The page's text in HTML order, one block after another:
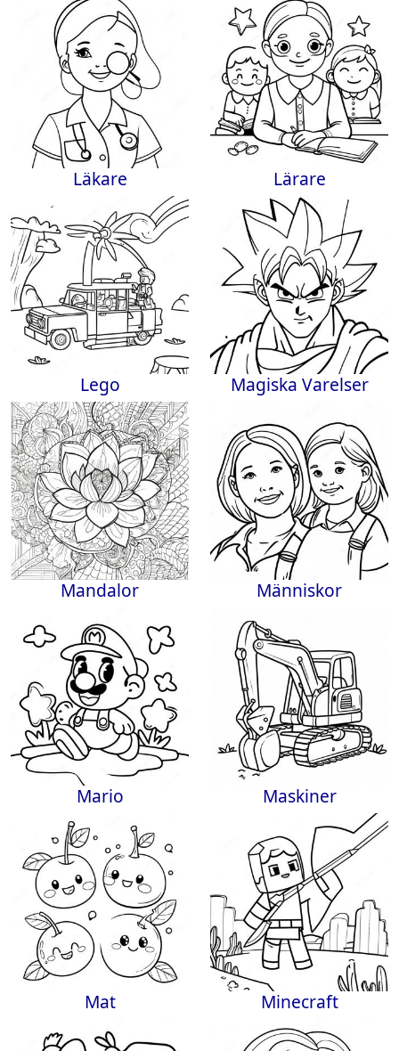
Läkare Lärare
Lego Magiska Varelser
Mandalor Människor
Mario Maskiner
Mat Minecraft